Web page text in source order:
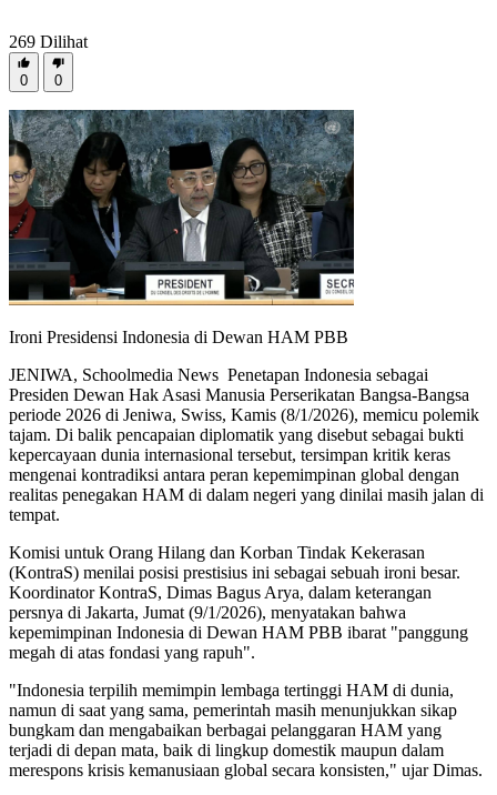
269 Dilihat
0 0
Ironi Presidensi Indonesia di Dewan HAM PBB
JENIWA, Schoolmedia News Penetapan Indonesia sebagai
Presiden Dewan Hak Asasi Manusia Perserikatan Bangsa-Bangsa
periode 2026 di Jeniwa, Swiss, Kamis (8/1/2026), memicu polemik
tajam. Di balik pencapaian diplomatik yang disebut sebagai bukti
kepercayaan dunia internasional tersebut, tersimpan kritik keras
mengenai kontradiksi antara peran kepemimpinan global dengan
realitas penegakan HAM di dalam negeri yang dinilai masih jalan di
tempat.
Komisi untuk Orang Hilang dan Korban Tindak Kekerasan
(KontraS) menilai posisi prestisius ini sebagai sebuah ironi besar.
Koordinator KontraS, Dimas Bagus Arya, dalam keterangan
persnya di Jakarta, Jumat (9/1/2026), menyatakan bahwa
kepemimpinan Indonesia di Dewan HAM PBB ibarat "panggung
megah di atas fondasi yang rapuh".
"Indonesia terpilih memimpin lembaga tertinggi HAM di dunia,
namun di saat yang sama, pemerintah masih menunjukkan sikap
bungkam dan mengabaikan berbagai pelanggaran HAM yang
terjadi di depan mata, baik di lingkup domestik maupun dalam
merespons krisis kemanusiaan global secara konsisten," ujar Dimas.